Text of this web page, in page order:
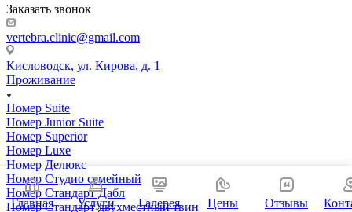
Заказать звонок
vertebra.clinic@gmail.com
Кисловодск, ул. Кирова, д. 1
Проживание
Номер Suite
Номер Junior Suite
Номер Superior
Номер Luxe
Номер Делюкс
Номер Студио семейный
Номер Стандарт Дабл
Номер Стандарт двухместный твин
Главная Услуги Галерея Цены Отзывы